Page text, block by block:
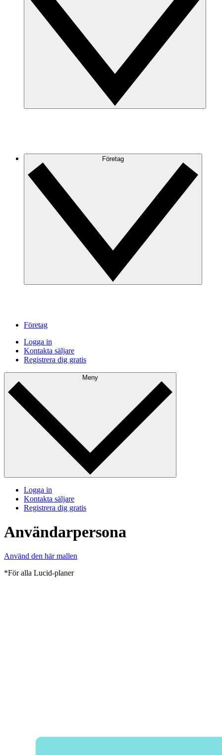
Företag
Företag
Logga in
Kontakta säljare
Registrera dig gratis
Meny
Logga in
Kontakta säljare
Registrera dig gratis
Användarpersona
Använd den här mallen
*För alla Lucid-planer